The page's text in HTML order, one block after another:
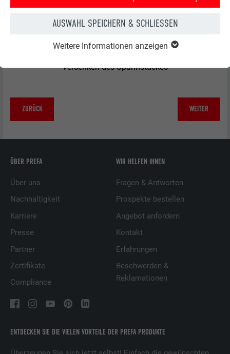
AUSWAHL SPEICHERN & SCHLIESSEN
Weitere Informationen anzeigen
Versenken des Spannstückes
ZURÜCK WEITER
ENTDECKEN SIE DIE VIELEN VORTEILE DER PREFA PRODUKTE
ÜBER PREFA
Über uns
Nachhaltigkeit
Karriere
Presse
Partner
Zertifikate
Compliance
WIR HELFEN IHNEN
Fragen & Antworten
Prospekte bestellen
Angebot anfordern
Kontakt
Erfahrungen
Beschwerden &
Reklamationen